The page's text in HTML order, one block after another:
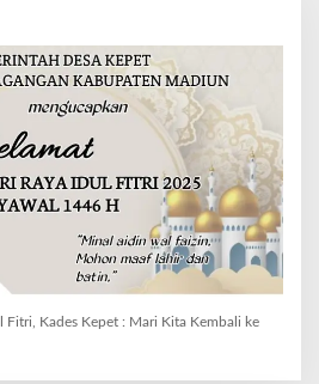
Fitri, Kades Kepet : Mari Kita Kembali ke